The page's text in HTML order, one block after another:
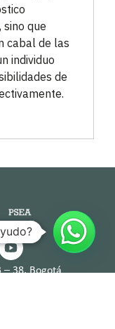
que
cabal de las
individuo
de
– 38, Bogotá